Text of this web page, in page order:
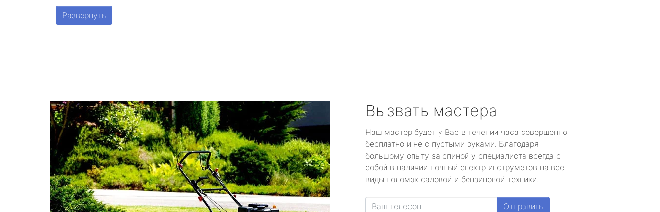
Шушары
Песочный
Понтонный
Левашово
Лисий Нос
Репино
Развернуть
Вызвать мастера
Наш мастер будет у Вас в течении часа совершенно
бесплатно и не с пустыми руками. Благодаря
большому опыту за спиной у специалиста всегда с
собой в наличии полный спектр инструметов на все
виды поломок садовой и бензиновой техники.
Отправить